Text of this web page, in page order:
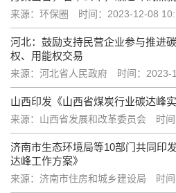
来源：环保圈 时间：2023-12-08
河北：鼓励支持民营企业参与推进
权、用能权交易
来源：河北省人民政府 时间：2023-
山西印发《山西省煤炭行业碳达峰实
来源：山西省发展和改革委员会 时
济南市生态环境局等10部门共同印
达峰工作方案》
来源：济南市住房和城乡建设局 时